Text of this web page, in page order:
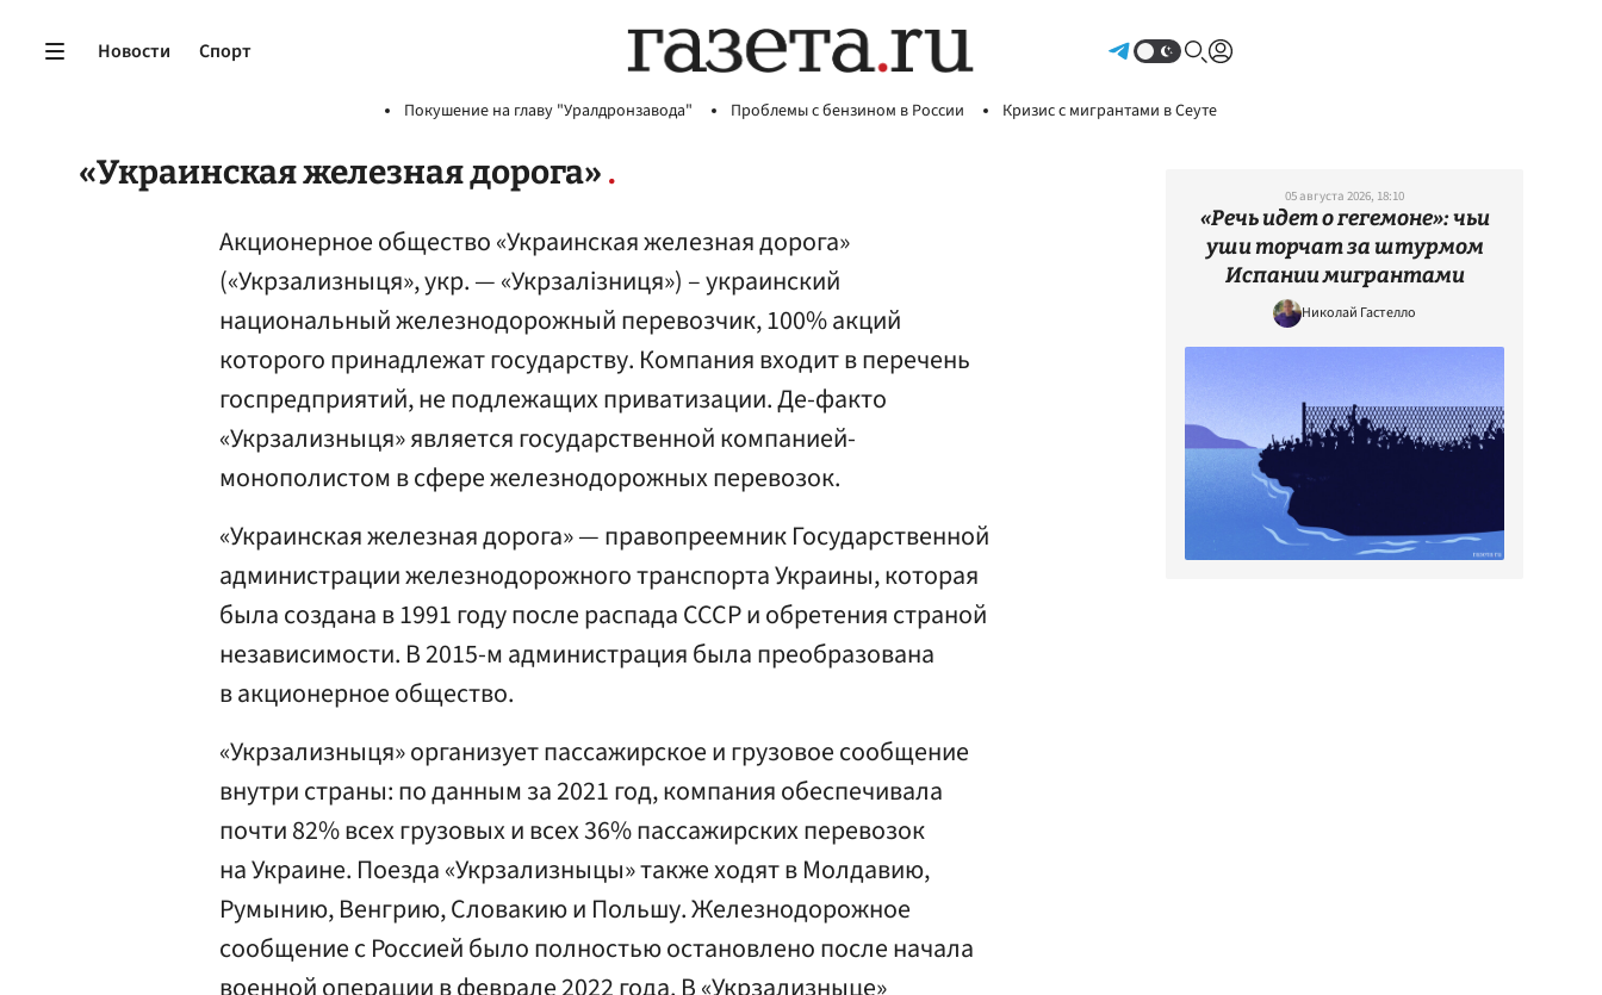
Новости Спорт
Покушение на главу "Уралдронзавода" Проблемы с бензином в России Кризис с мигрантами в Сеуте
«Украинская железная дорога»
Акционерное общество «Украинская железная дорога»
(«Укрзализныця», укр. — «Укрзалізниця») – украинский
национальный железнодорожный перевозчик, 100% акций
которого принадлежат государству. Компания входит в перечень
госпредприятий, не подлежащих приватизации. Де-факто
«Укрзализныця» является государственной компанией-
монополистом в сфере железнодорожных перевозок.
«Украинская железная дорога» — правопреемник Государственной
администрации железнодорожного транспорта Украины, которая
была создана в 1991 году после распада СССР и обретения страной
независимости. В 2015-м администрация была преобразована
в акционерное общество.
«Укрзализныця» организует пассажирское и грузовое сообщение
внутри страны: по данным за 2021 год, компания обеспечивала
почти 82% всех грузовых и всех 36% пассажирских перевозок
на Украине. Поезда «Укрзализныцы» также ходят в Молдавию,
Румынию, Венгрию, Словакию и Польшу. Железнодорожное
сообщение с Россией было полностью остановлено после начала
05 августа 2026, 18:10
«Речь идет о гегемоне»: чьи
уши торчат за штурмом
Испании мигрантами
Николай Гастелло